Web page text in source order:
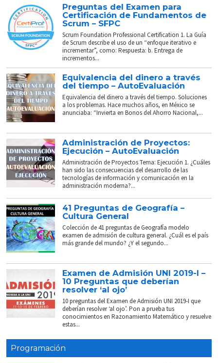
Preguntas del Examen para
Certificación de Fundamentos de
Scrum – SFPC
Scrum Foundation Professional Certification 1. La Guía
de Scrum describe el uso de un “enfoque iterativo e
incrementar”, como: Respuesta: b. Entrega de
incrementos...
Equivalencia del dinero a través
del tiempo – AutoEvaluación
Equivalencia del dinero a través del tiempo. Soluciones
a los problemas. Hace muchos años, en México se
anunciaba: “Invierta en Bonos del Ahorro Nacional,...
Administración de Proyectos:
Ejecución – AutoEvaluación
Administración de Proyectos Tema: Ejecución 1. ¿Cuáles
han sido las consecuencias del desarrollo de las
tecnologías de información y comunicación en la
administración moderna?...
41 Preguntas de Geografía –
Cultura General
Colección de 41 preguntas de Geografía modelo
examen de admisión de cultura general. ¿Cuál es el país
más grande del mundo? ¿Y el segundo...
Examen de Admisión UNI 2019-I –
10 Preguntas que deberían
resolver ‘al ojo’
10 preguntas del Examen de Admisión UNI 2019-I que
deberían resolver ‘al ojo’. Pon a prueba tus
conocimientos en Razonamiento Matemático y resuelve
estas...
Programación